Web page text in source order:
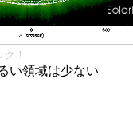
！
い領域は少ない